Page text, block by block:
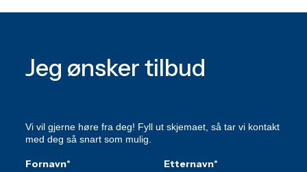
Jeg ønsker tilbud
Vi vil gjerne høre fra deg! Fyll ut skjemaet, så tar vi kontakt
med deg så snart som mulig.
Fornavn* Etternavn*